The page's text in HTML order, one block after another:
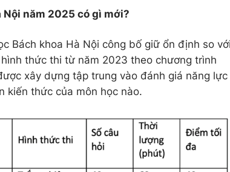
năm 2025 có gì mới?
Bách khoa Hà Nội công bố giữ ổn định so
thức thi từ năm 2023 theo chương trình
xây dựng tập trung vào đánh giá năng lực
kiến thức của môn học nào.